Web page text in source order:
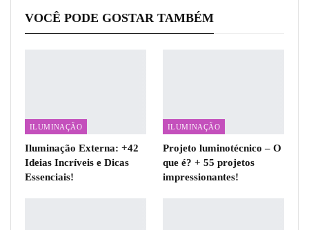
VOCÊ PODE GOSTAR TAMBÉM
ILUMINAÇÃO
Iluminação Externa: +42
Ideias Incríveis e Dicas
Essenciais!
ILUMINAÇÃO
Projeto luminotécnico – O
que é? + 55 projetos
impressionantes!